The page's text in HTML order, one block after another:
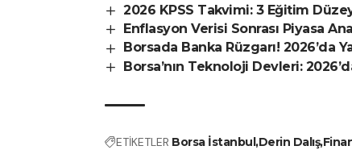
2026 KPSS Takvimi: 3 Eğitim
Enflasyon Verisi Sonrası Piyasa
Borsada Banka Rüzgarı! 2026’da
Borsa’nın Teknoloji Devleri:
ETİKETLER Borsa İstanbulDerin Dalış